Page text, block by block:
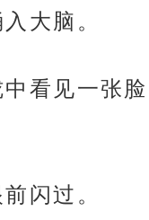
大脑。
看见一张
闪过。